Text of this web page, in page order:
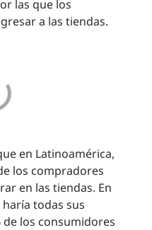
las que los
a las tiendas.
en Latinoamérica,
los compradores
en las tiendas. En
haría todas sus
de los consumidores